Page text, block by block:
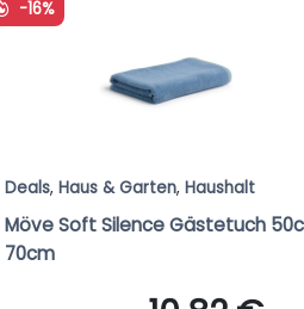
-16%
Deals, Haus & Garten, Haushalt
Möve Soft Silence Gästetuch
70cm